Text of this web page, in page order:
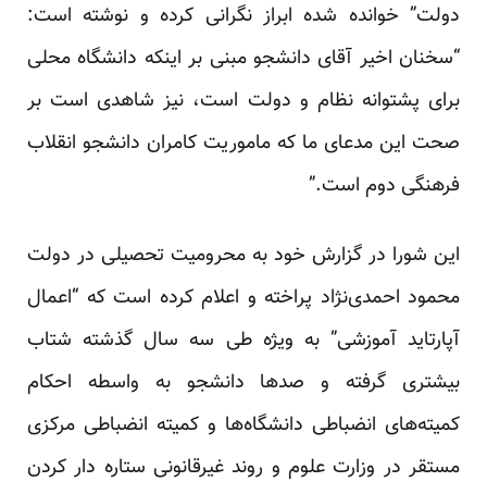
دولت” خوانده شده ابراز نگرانی کرده و نوشته است:
“سخنان اخیر آقای دانشجو مبنی بر اینکه دانشگاه محلی
برای پشتوانه نظام و دولت است، نیز شاهدی است بر
صحت این مدعای ما که ماموریت کامران دانشجو انقلاب
فرهنگی دوم است.”
این شورا در گزارش خود به محرومیت تحصیلی در دولت
محمود احمدی‌نژاد پراخته و اعلام کرده است که “اعمال
آپارتاید آموزشی” به ویژه طی سه سال گذشته شتاب
بیشتری گرفته و صد‌ها دانشجو به واسطه احکام
کمیته‌های انضباطی دانشگاه‌ها و کمیته انضباطی مرکزی
مستقر در وزارت علوم و روند غیرقانونی ستاره دار کردن